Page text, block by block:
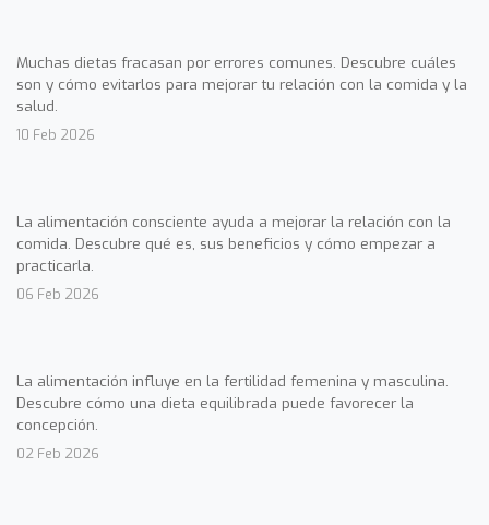
Muchas dietas fracasan por errores comunes. Descubre cuáles
son y cómo evitarlos para mejorar tu relación con la comida y la
salud.
10 Feb 2026
La alimentación consciente ayuda a mejorar la relación con la
comida. Descubre qué es, sus beneficios y cómo empezar a
practicarla.
06 Feb 2026
La alimentación influye en la fertilidad femenina y masculina.
Descubre cómo una dieta equilibrada puede favorecer la
concepción.
02 Feb 2026